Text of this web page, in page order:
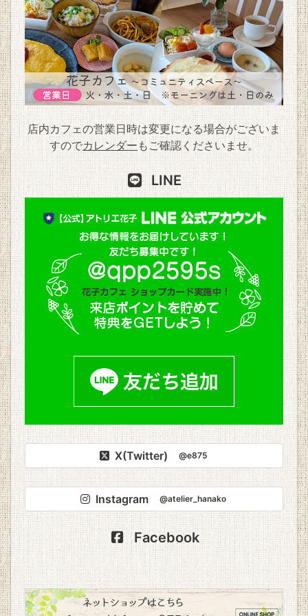
店内カフェの営業日時は変更になる場合がございま
すのでカレンダー もご確認くださいませ。
LINE
X(Twitter) @e875
Instagram @atelier_hanako
Facebook